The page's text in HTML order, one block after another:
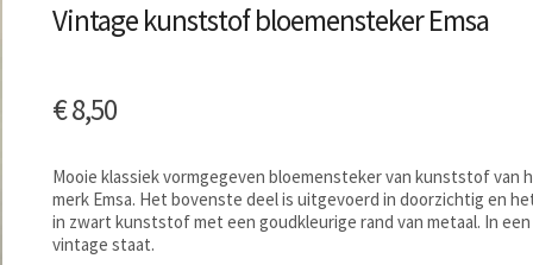
Vintage kunststof bloemensteker Emsa
€8,50
Mooie klassiek vormgegeven bloemensteker van kunststof van
merk Emsa. Het bovenste deel is uitgevoerd in doorzichtig en
in zwart kunststof met een goudkleurige rand van metaal. In
vintage staat.